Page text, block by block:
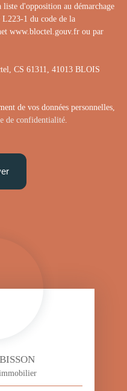
d'opposition au démarchage
1 du code de la
www.bloctel.gouv.fr ou par
CS 61311, 41013 BLOIS
de vos données personnelles,
de confidentialité